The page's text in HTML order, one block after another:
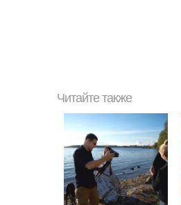
Читайте также